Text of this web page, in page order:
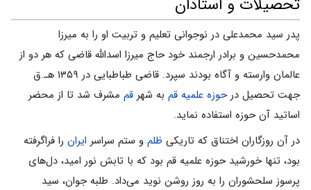
تحصیلات و استادان
پدر سید محمدعلی در نوجوانی تعلیم و تربیت او را به میرزا
محمدحسین و برادر ارجمند خود حاج میرزا اسدالله قاضی که هر دو از
عالمان وارسته و آگاه بودند سپرد. قاضی طباطبایی در ۱۳۵۹ هـ.ق
جهت تحصیل درحوزه علمیه قم به شهر قم مشرف شد تا از محضر
اساتید آن حوزه استفاده نماید.
در آن روزگاران اختناق که تاریکی ظلم و ستم سراسر ایران را فراگرفته
بود، تنها خورشید حوزه علمیه قم بود که با تابش نور امید، دل‌های
پرسوز سلحشوران را به روز روشن نوید می‌داد. طلبه جوان، سید